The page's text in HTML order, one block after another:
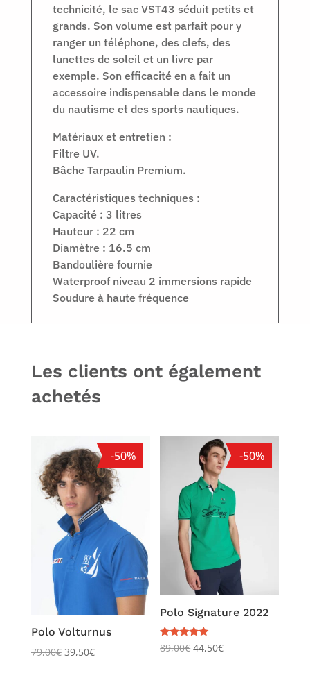
technicité, le sac VST43 séduit petits et
grands. Son volume est parfait pour y
ranger un téléphone, des clefs, des
lunettes de soleil et un livre par
exemple. Son efficacité en a fait un
accessoire indispensable dans le monde
du nautisme et des sports nautiques.
Matériaux et entretien :
Filtre UV.
Bâche Tarpaulin Premium.
Caractéristiques techniques :
Capacité : 3 litres
Hauteur : 22 cm
Diamètre : 16.5 cm
Bandoulière fournie
Waterproof niveau 2 immersions rapide
Soudure à haute fréquence
Les clients ont également
achetés
-50%
Polo Volturnus
79,00€ 39,50€
-50%
Polo Signature 2022
Note
5.00
89,00€ 44,50€